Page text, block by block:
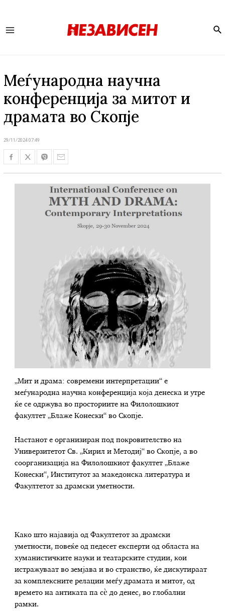
Меѓународна научна
конференција за митот и
драмата во Скопје
29/11/2024 07:49
„Мит и драма: современи интерпретации“ е
меѓународна научна конференција која денеска и утре
ќе се одржува во просториите на Филолошкиот
факултет „Блаже Конески“ во Скопје.
Настанот е организиран под покровителство на
Универзитетот Св. „Кирил и Методиј“ во Скопје, а во
соорганизација на Филолошкиот факултет „Блаже
Конески“, Институтот за македонска литература и
Факултетот за драмски уметности.
Како што најавија од Факултетот за драмски
уметности, повеќе од педесет експерти од областа на
хуманистичките науки и театарските студии, кои
истражуваат во земјава и во странство, ќе дискутираат
за комплексните релации меѓу драмата и митот, од
времето на антиката па сѐ до денес, во глобални
рамки.